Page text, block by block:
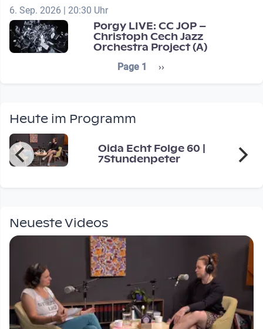
6. Sep. 2026 | 20:30 Uhr
Porgy LIVE: CC JOP –
Christoph Cech Jazz
Orchestra Project (A)
Seitennummerierung
Page 1 Next page
››
Heute im Programm
Oida Echt Folge 60 |
7Stundenpeter
Neueste Videos